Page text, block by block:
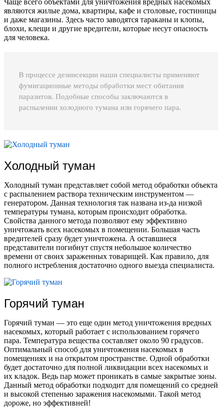
являются жилые дома, квартиры, кафе и столовые, гостиницы
и даже магазины. Здесь часто заводятся тараканы и клопы,
блохи, клещи и другие вредители, которые несут опасность
для человека.
В процессе дезинсекции наши специалисты применяют
фумигационные методы обработки мест обитания
паразитов. Подобные способы заключаются в
распылении холодного тумана или горячего пара.
Холодный туман
Холодный туман представляет собой метод обработки объекта
с распылением раствора техническим инструментом —
генератором. Данная технология так названа из-да низкой
температуры тумана, которым происходит обработка.
Свойства данного метода позволяют ему эффективно
уничтожать всех насекомых в помещении. Большая часть
вредителей сразу будет уничтожена. А оставшиеся
представители погибнут спустя небольшое количество
времени от своих зараженных товарищей. Как правило, для
полного истребления достаточно одного выезда специалиста.
Горячий туман
Горячий туман — это еще один метод уничтожения вредных
насекомых, который работает с использованием горячего
пара. Температура вещества составляет около 90 градусов.
Оптимальный способ для уничтожения насекомых в
помещениях и на открытом пространстве. Одной обработки
будет достаточно для полной ликвидации всех насекомых и
их кладок. Ведь пар может проникать в самые закрытые зоны.
Данный метод обработки подходит для помещений со средней
и высокой степенью заражения насекомыми. Такой метод
дороже, но эффективней!